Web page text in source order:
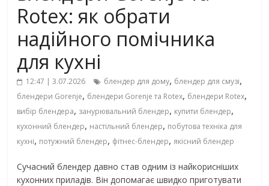
Rotex: як обрати
надійного помічника
для кухні
12:47 | 3.07.2026 блендер для дому, блендер для смузі,
блендери Gorenje, блендери Gorenje та Rotex, блендери Rotex,
вибір блендера, занурювальний блендер, купити блендер,
кухонний блендер, настільний блендер, побутова техніка для
кухні, потужний блендер, фітнес-блендер, якісний блендер
Сучасний блендер давно став одним із найкорисніших
кухонних приладів. Він допомагає швидко приготувати